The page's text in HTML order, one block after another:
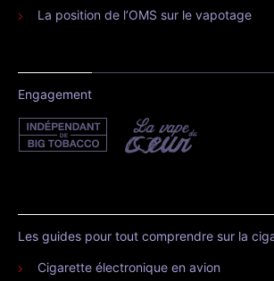
La position de l’OMS sur le vapotage
Engagement
Les guides pour tout comprendre sur la
Cigarette électronique en avion